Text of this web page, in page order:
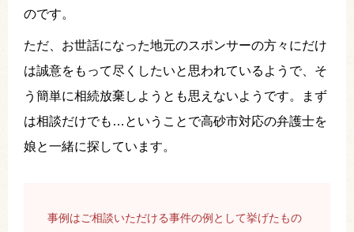
のです。
ただ、お世話になった地元のスポンサーの方々にだけ
は誠意をもって尽くしたいと思われているようで、そ
う簡単に相続放棄しようとも思えないようです。まず
は相談だけでも…ということで高砂市対応の弁護士を
娘と一緒に探しています。
事例はご相談いただける事件の例として挙げたもの